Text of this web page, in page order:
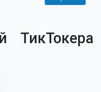
ТикТокера